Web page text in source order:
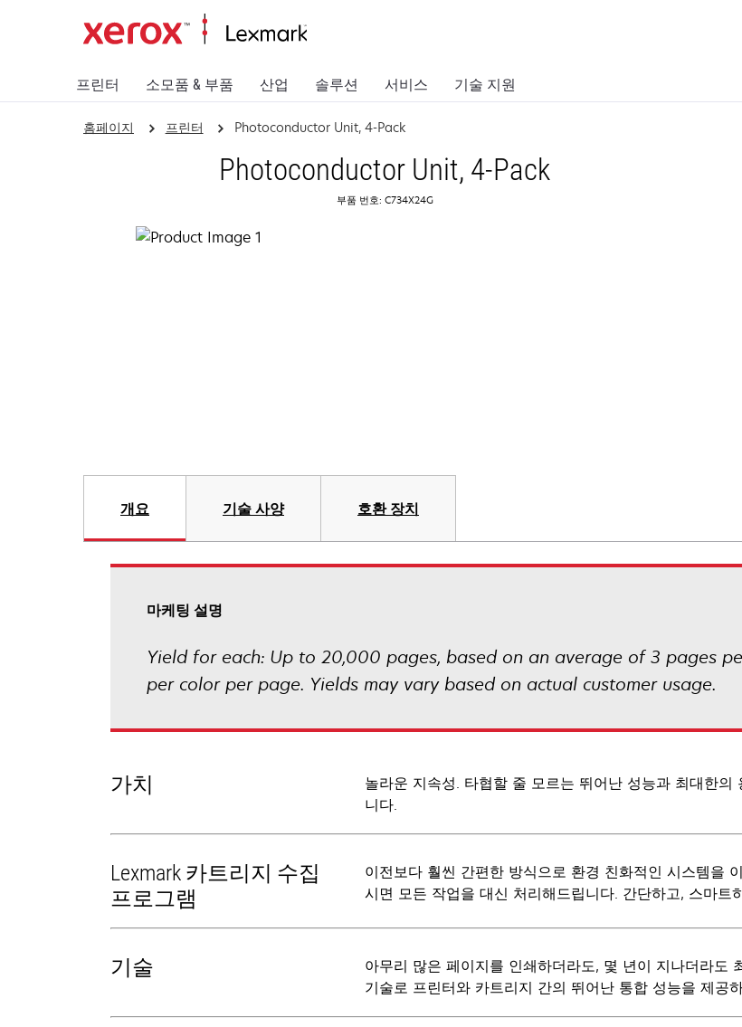
프린터 소모품 & 부품 산업 솔루션 서비스 기술 지원
홈페이지 프린터 Photoconductor Unit, 4-Pack
Photoconductor Unit, 4-Pack
부품 번호: C734X24G
개요 기술 사양 호환 장치
마케팅 설명
Yield for each: Up to 20,000 pages, based on an average of 3 pages
per color per page. Yields may vary based on actual customer usage.
가치
놀라운 지속성. 타협할 줄 모르는 뛰어난 성능과 최대한
니다.
Lexmark 카트리지 수집
프로그램
이전보다 훨씬 간편한 방식으로 환경 친화적인 시스템을
시면 모든 작업을 대신 처리해드립니다. 간단하고, 스마트
기술
아무리 많은 페이지를 인쇄하더라도, 몇 년이 지나더라
기술로 프린터와 카트리지 간의 뛰어난 통합 성능을 제공